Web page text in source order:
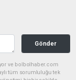
Gönder
ve bolbolhaber.com
tüm sorumluluğu tek